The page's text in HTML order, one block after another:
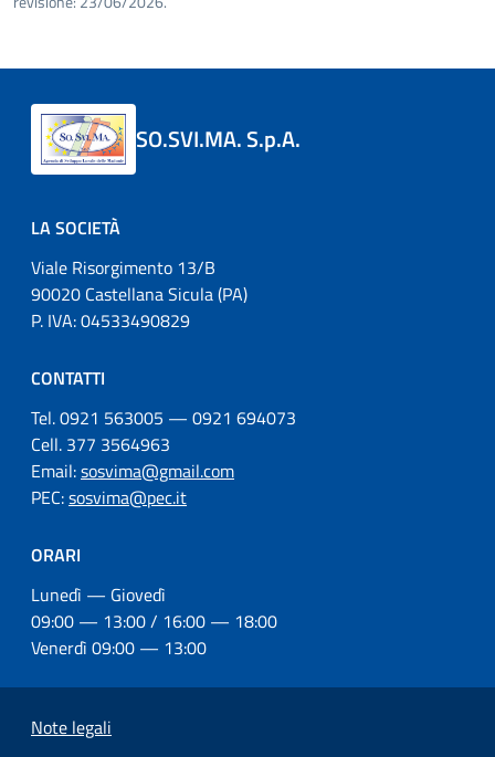
SO.SVI.MA. S.p.A.
LA SOCIETÀ
Viale Risorgimento 13/B
90020 Castellana Sicula (PA)
P. IVA: 04533490829
CONTATTI
Tel. 0921 563005 — 0921 694073
Cell. 377 3564963
Email:sosvima@gmail.com
PEC:sosvima@pec.it
ORARI
Lunedì — Giovedì
09:00 — 13:00 / 16:00 — 18:00
Venerdì 09:00 — 13:00
Note legali